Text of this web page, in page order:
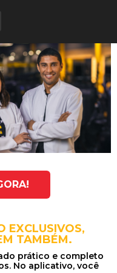
EXCLUSIVOS,
TAMBÉM.
prático e completo
No aplicativo, você